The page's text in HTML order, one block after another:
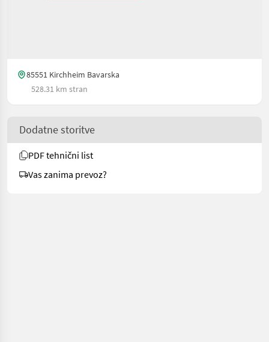
85551 Kirchheim Bavarska
528.31 km stran
Dodatne storitve
PDF tehnični list
Vas zanima prevoz?